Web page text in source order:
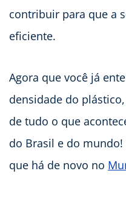
contribuir para que a
eficiente.
Agora que você já
densidade do
de tudo o que
do Brasil e do
que há de novo no